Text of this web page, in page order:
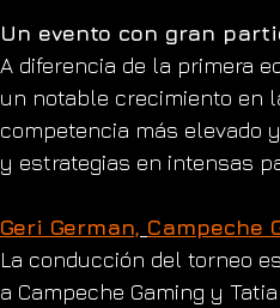
Un evento con gran
A diferencia de la primera
un notable crecimiento en
competencia más elevado
y estrategias en intensas
Geri German, Campeche
La conducción del torneo
a Campeche Gaming y